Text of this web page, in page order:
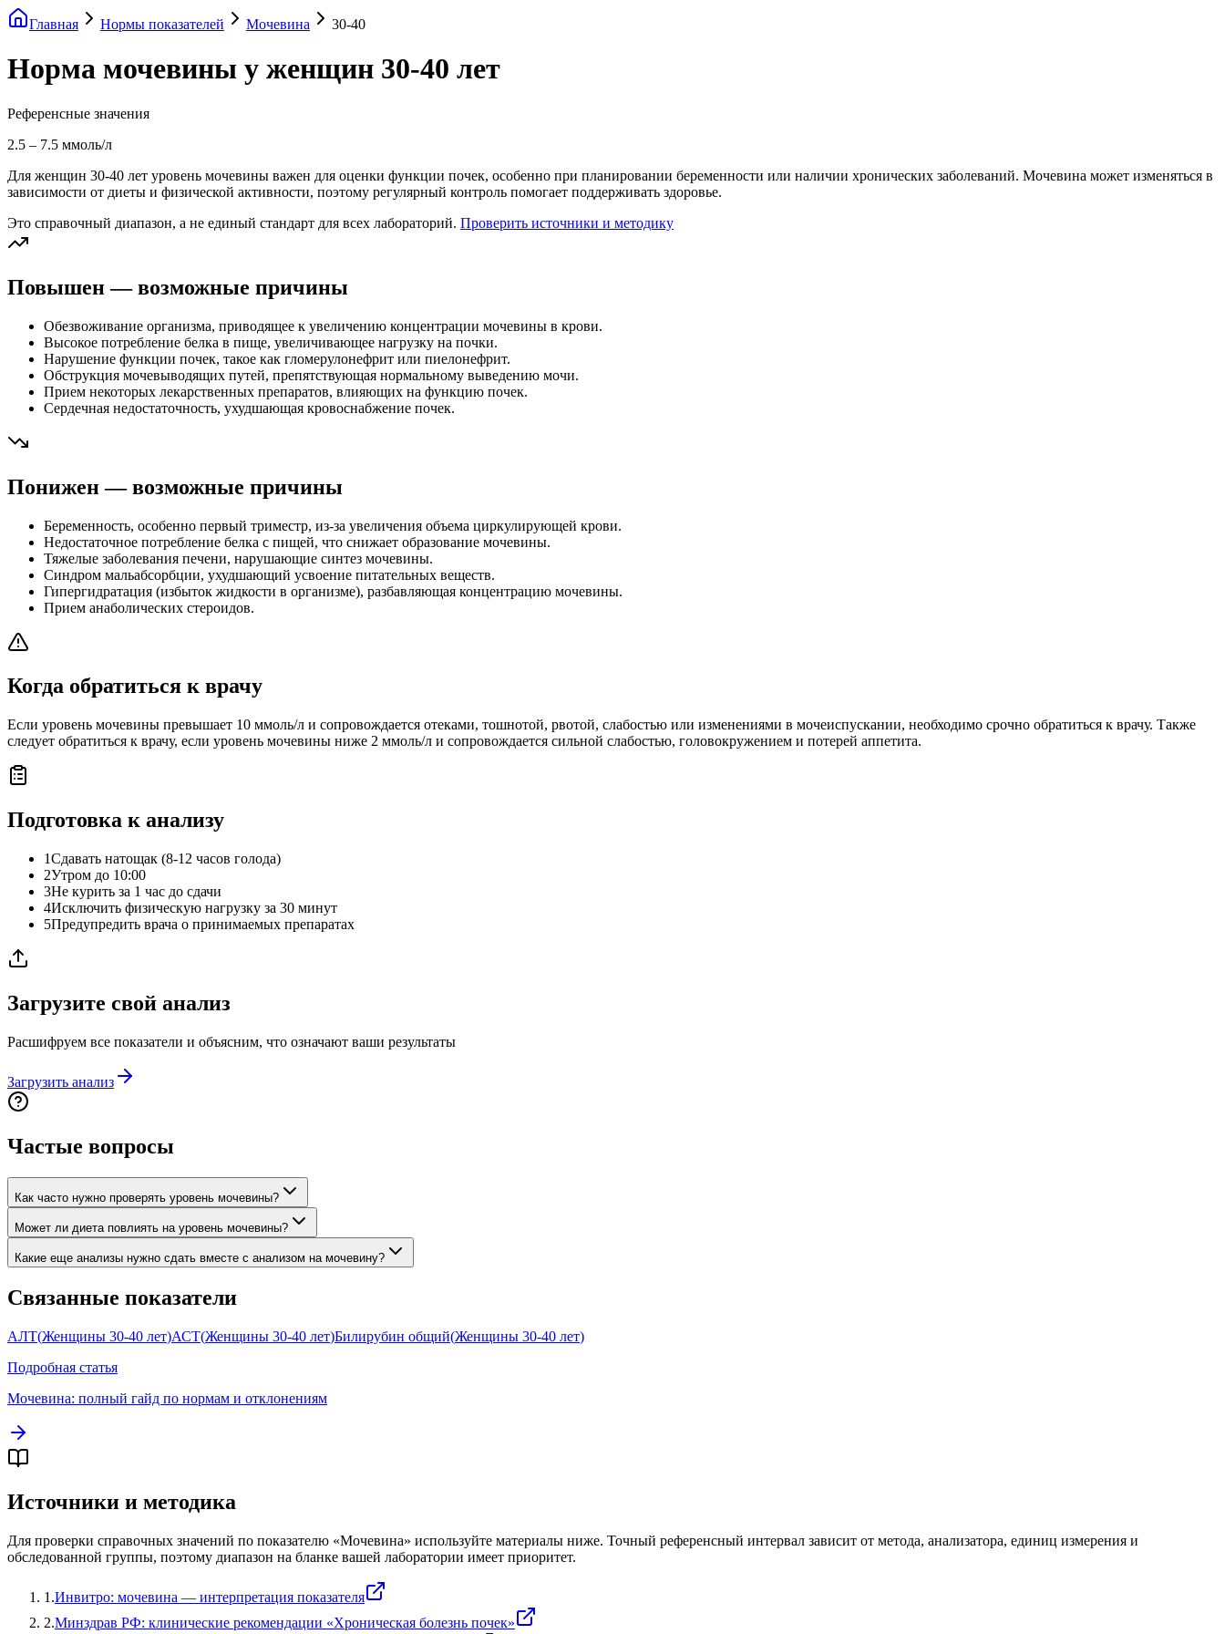
Главная Нормы показателей Мочевина 30-40
Норма мочевины у женщин 30-40 лет
Референсные значения
2.5 – 7.5 ммоль/л
Для женщин 30-40 лет уровень мочевины важен для оценки функции почек, особенно при планировании беременности или наличии хронических заболеваний. Мочевина может изменяться в
зависимости от диеты и физической активности, поэтому регулярный контроль помогает поддерживать здоровье.
Это справочный диапазон, а не единый стандарт для всех лабораторий. Проверить источники и методику
Повышен — возможные причины
Обезвоживание организма, приводящее к увеличению концентрации мочевины в крови.
Высокое потребление белка в пище, увеличивающее нагрузку на почки.
Нарушение функции почек, такое как гломерулонефрит или пиелонефрит.
Обструкция мочевыводящих путей, препятствующая нормальному выведению мочи.
Прием некоторых лекарственных препаратов, влияющих на функцию почек.
Сердечная недостаточность, ухудшающая кровоснабжение почек.
Понижен — возможные причины
Беременность, особенно первый триместр, из-за увеличения объема циркулирующей крови.
Недостаточное потребление белка с пищей, что снижает образование мочевины.
Тяжелые заболевания печени, нарушающие синтез мочевины.
Синдром мальабсорбции, ухудшающий усвоение питательных веществ.
Гипергидратация (избыток жидкости в организме), разбавляющая концентрацию мочевины.
Прием анаболических стероидов.
Когда обратиться к врачу
Если уровень мочевины превышает 10 ммоль/л и сопровождается отеками, тошнотой, рвотой, слабостью или изменениями в мочеиспускании, необходимо срочно обратиться к врачу. Также
следует обратиться к врачу, если уровень мочевины ниже 2 ммоль/л и сопровождается сильной слабостью, головокружением и потерей аппетита.
Подготовка к анализу
1Сдавать натощак (8-12 часов голода)
2Утром до 10:00
3Не курить за 1 час до сдачи
4Исключить физическую нагрузку за 30 минут
5Предупредить врача о принимаемых препаратах
Загрузите свой анализ
Расшифруем все показатели и объясним, что означают ваши результаты
Загрузить анализ
Частые вопросы
Как часто нужно проверять уровень мочевины?
Может ли диета повлиять на уровень мочевины?
Какие еще анализы нужно сдать вместе с анализом на мочевину?
Связанные показатели
АЛТ(Женщины 30-40 лет)АСТ(Женщины 30-40 лет)Билирубин общий(Женщины 30-40 лет)
Подробная статья
Мочевина: полный гайд по нормам и отклонениям
Источники и методика
Для проверки справочных значений по показателю «Мочевина» используйте материалы ниже. Точный референсный интервал зависит от метода, анализатора, единиц измерения и
обследованной группы, поэтому диапазон на бланке вашей лаборатории имеет приоритет.
1 .Инвитро: мочевина — интерпретация показателя
2.Минздрав РФ: клинические рекомендации «Хроническая болезнь почек»